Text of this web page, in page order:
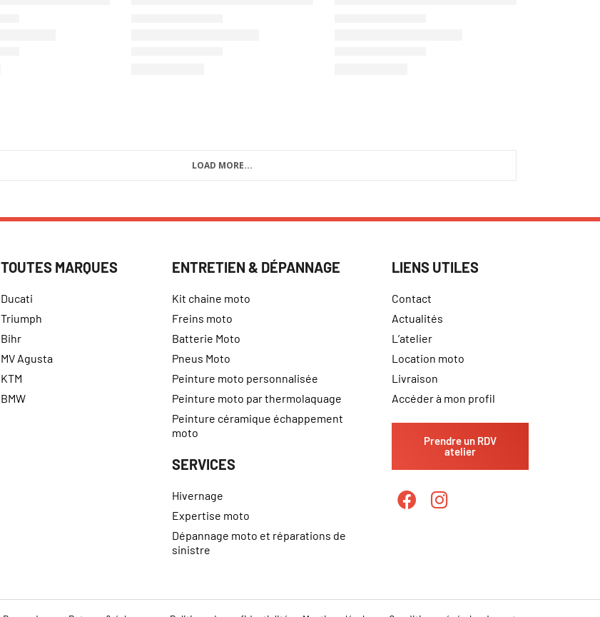
LOAD MORE...
TOUTES MARQUES
Ducati
Triumph
Bihr
MV Agusta
KTM
BMW
ENTRETIEN & DÉPANNAGE
Kit chaine moto
Freins moto
Batterie Moto
Pneus Moto
Peinture moto personnalisée
Peinture moto par thermolaquage
Peinture céramique échappement
moto
SERVICES
Hivernage
Expertise moto
Dépannage moto et réparations de
sinistre
LIENS UTILES
Contact
Actualités
L’atelier
Location moto
Livraison
Accéder à mon profil
Prendre un RDV
atelier